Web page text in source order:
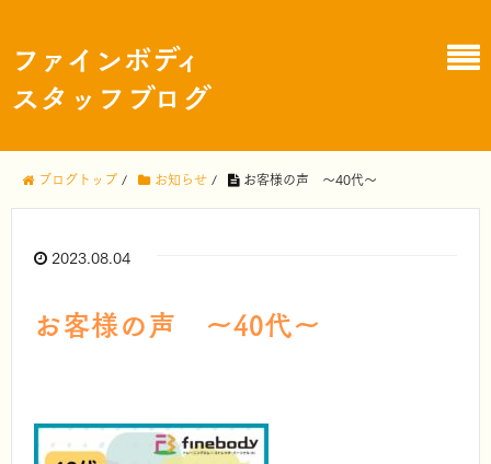
ファインボディ
スタッフブログ
ブログトップ / お知らせ / お客様の声 ～40代～
2023.08.04
お客様の声 ～40代～